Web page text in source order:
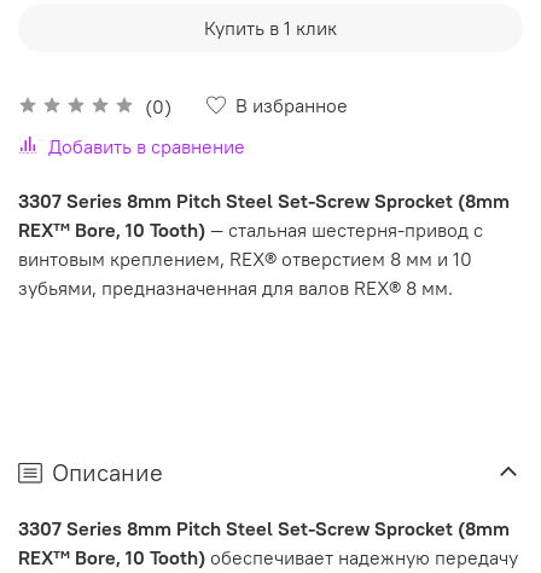
(0)
В избранное
Добавить в сравнение
Купить в 1 клик
3307 Series 8mm Pitch Steel Set-Screw Sprocket (8mm
REX™ Bore, 10 Tooth) — стальная шестерня-привод с
винтовым креплением, REX® отверстием 8 мм и 10
зубьями, предназначенная для валов REX® 8 мм.
Описание
3307 Series 8mm Pitch Steel Set-Screw Sprocket (8mm
REX™ Bore, 10 Tooth) обеспечивает надежную передачу